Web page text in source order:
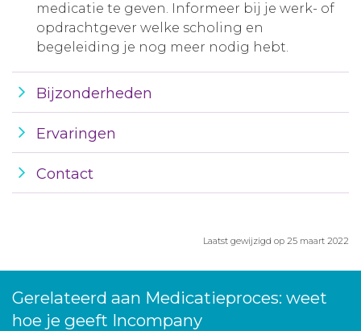
medicatie te geven. Informeer bij je werk- of
opdrachtgever welke scholing en
begeleiding je nog meer nodig hebt.
Bijzonderheden
Ervaringen
Contact
Laatst gewijzigd op 25 maart 2022
Gerelateerd aan Medicatieproces: weet
hoe je geeft Incompany